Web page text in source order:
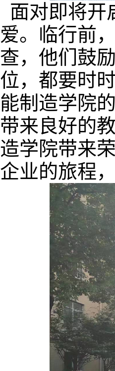
面对即将开
爱。临行前，
查，他们鼓
位，都要时
能制造学院
带来良好的
造学院带来
企业的旅程